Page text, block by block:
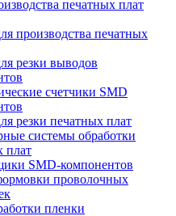
печатных плат
производства печатных
резки выводов
счетчики SMD
резки печатных плат
системы обработки
плат
SMD-компонентов
проволочных
пленки